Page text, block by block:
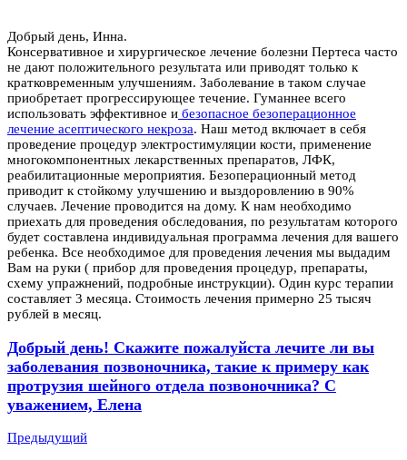
Добрый день, Инна.
Консервативное и хирургическое лечение болезни Пертеса часто
не дают положительного результата или приводят только к
кратковременным улучшениям. Заболевание в таком случае
приобретает прогрессирующее течение. Гуманнее всего
использовать эффективное и безопасное безоперационное
лечение асептического некроза. Наш метод включает в себя
проведение процедур электростимуляции кости, применение
многокомпонентных лекарственных препаратов, ЛФК,
реабилитационные мероприятия. Безоперационный метод
приводит к стойкому улучшению и выздоровлению в 90%
случаев. Лечение проводится на дому. К нам необходимо
приехать для проведения обследования, по результатам которого
будет составлена индивидуальная программа лечения для вашего
ребенка. Все необходимое для проведения лечения мы выдадим
Вам на руки ( прибор для проведения процедур, препараты,
схему упражнений, подробные инструкции). Один курс терапии
составляет 3 месяца. Стоимость лечения примерно 25 тысяч
рублей в месяц.
Добрый день! Скажите пожалуйста лечите ли вы
заболевания позвоночника, такие к примеру как
протрузия шейного отдела позвоночника? С
уважением, Елена
Предыдущий